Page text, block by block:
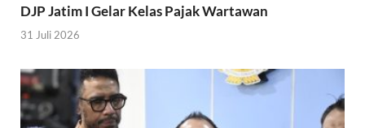
DJP Jatim I Gelar Kelas Pajak Wartawan
31 Juli 2026